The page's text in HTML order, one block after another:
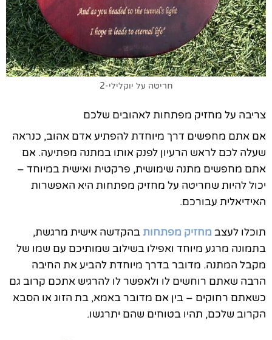
חריטה על יוקלילי-2
צריבה על מחזיק מפתחות לאהובים שלכם
אם אתם מחפשים דרך מיוחדת להפתיע אדם אהוב, כנראה
שעלה לכם לראש הרעיון לפנק אותו במתנה מפתיעה. אם
אתם מחפשים מתנה שימושית, פרקטית ואישית במיוחד –
יכול להיות שחריטה על מחזיק מפתחות היא האפשרות
האידיאלית עבורכם.
תוכלו לעצב מחזיק מפתחותבהקדשה אישית מרגשת,
בתמונה מרגע מיוחד ואפילו בשילוב שמותיכם עם שמו של
מקבל המתנה. מדובר בדרך מיוחדת להביע את החיבה
הרבה שאתם רוחשים לו ולאפשר לו להרגיש אתכם קרוב גם
כשאתם רחוקים – בין אם מדובר באמא, בת הזוג או הסבא
הקרוב שלכם, תהיו בטוחים שהם יתרגשו.